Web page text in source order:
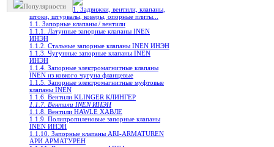
Популярности
1. Задвижки, вентили, клапаны,
штоки, штурвалы, коверы, опорные плиты...
1.1. Запорные клапаны / вентили
1.1.1. Латунные запорные клапаны INEN
ИНЭН
1.1.2. Стальные запорные клапаны INEN ИНЭН
1.1.3. Чугунные запорные клапаны INEN
ИНЭН
1.1.4. Запорные электромагнитные клапаны
INEN из ковкого чугуна фланцевые
1.1.5. Запорные электромагнитные муфтовые
клапаны INEN
1.1.6. Вентили KLINGER КЛИНГЕР
1.1.7. Вентили INEN ИНЭН
1.1.8. Вентили HAWLE ХАВЛЕ
1.1.9. Полипропиленовые запорные клапаны
INEN ИНЭН
1.1.10. Запорные клапаны ARI-ARMATUREN
АРИ АРМАТУРЕН